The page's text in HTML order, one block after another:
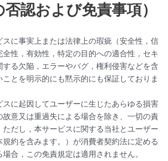
認および免責事項）
スに事実上または法律上の瑕疵（安全性，信
全性，有効性，特定の目的への適合性，セキ
する欠陥，エラーやバグ，権利侵害などを含
とを明示的にも黙示的にも保証しておりま
スに起因してユーザーに生じたあらゆる損害
故意又は重過失による場合を除き、一切の責
ただし，本サービスに関する当社とユーザー
規約を含みます。）が消費者契約法に定める
合，この免責規定は適用されません。